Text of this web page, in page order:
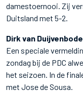
damestoernooi. Zij
Duitsland met 5-2.
Dirk van Duijvenbode
Een speciale
zondag bij de PDC
het seizoen. In de
met Jose de Sousa.